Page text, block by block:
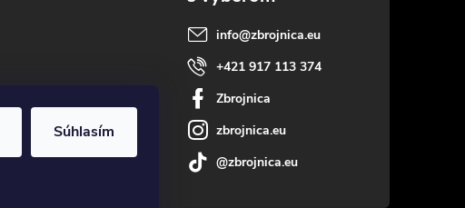
Súhlasím
info@zbrojnica.eu
+421 917 113 374
Zbrojnica
zbrojnica.eu
@zbrojnica.eu